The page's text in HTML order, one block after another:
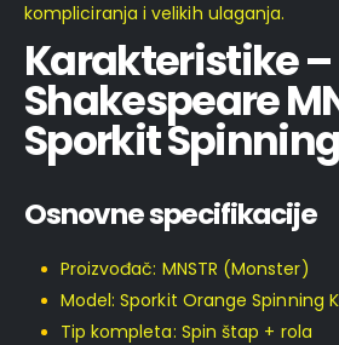
kompliciranja i velikih ulaganja.
Karakteristike –
Shakespeare
Sporkit
Osnovne specifikacije
Proizvođač: MNSTR (Monster)
Model: Sporkit Orange Spinning
Tip kompleta: Spin štap + rola